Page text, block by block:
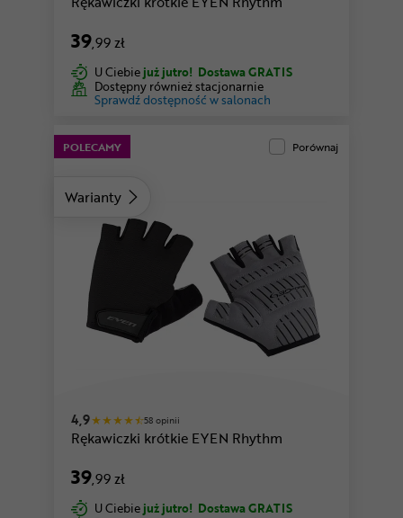
39,99 zł
U Ciebie już jutro! Dostawa GRATIS
Dostępny również stacjonarnie
Sprawdź dostępność w salonach
Warianty
POLECAMY Porównaj
4,9 58 opinii
Rękawiczki krótkie EYEN Rhythm
39,99 zł
U Ciebie już jutro! Dostawa GRATIS